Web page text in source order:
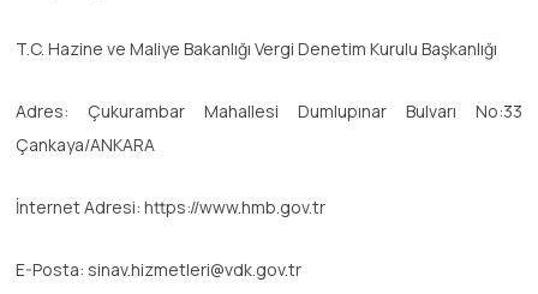
T.C. Hazine ve Maliye Bakanlığı Vergi Denetim Kurulu Başkanlığı
Adres: Çukurambar Mahallesi Dumlupınar Bulvarı No:33
Çankaya/ANKARA
İnternet Adresi: https://www.hmb.gov.tr
E-Posta: sinav.hizmetleri@vdk.gov.tr